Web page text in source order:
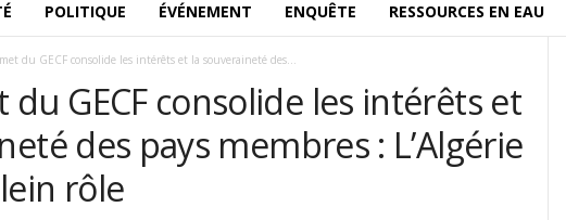
POLITIQUE ÉVÉNEMENT ENQUÊTE RESSOURCES EN EAU
du GECF consolide les intérêts et la souveraineté des...
du GECF consolide les intérêts et
des pays membres : L’Algérie
rôle